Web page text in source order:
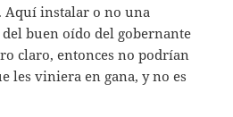
Aquí instalar o no una
buen oído del gobernante
claro, entonces no podrían
les viniera en gana, y no es